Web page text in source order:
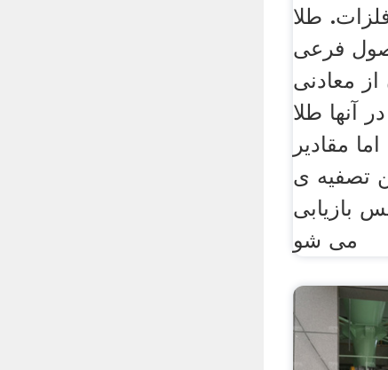
طلا
فرعی
معادنی
آنها طلا
مقادیر
تصفیه ی
بازیابی
می شو